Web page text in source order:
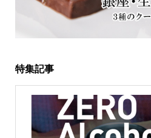
特集記事